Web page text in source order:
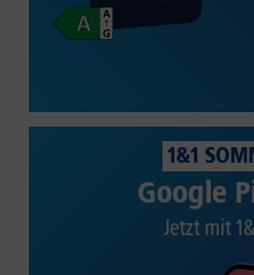
1&1
Google
Jetzt mit